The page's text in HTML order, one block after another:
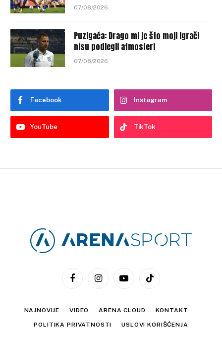
07/08/2026
Puzigaća: Drago mi je što moji igrači
nisu podlegli atmosferi
07/08/2026
Facebook Instagram
YouTube TikTok
FacebookInstagramYouTubeTikTok
NAJNOVIJE VIDEO ARENA CLOUD KONTAKT
POLITIKA PRIVATNOSTI USLOVI KORIŠĆENJA